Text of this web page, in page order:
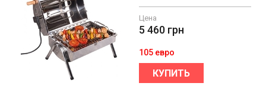
Цена
5 460 грн
105 евро
КУПИТЬ